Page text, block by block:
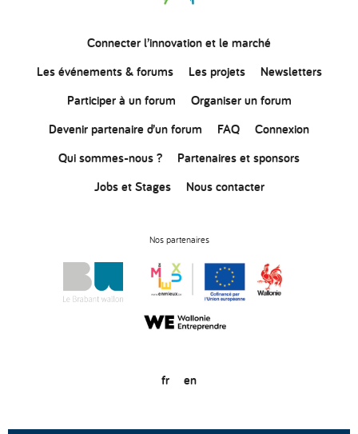
Connecterl’innovationet le marché
Les événements & forums
Les projets
Newsletters
Participer à un forum
Organiser un forum
Devenir partenaire d’un forum
FAQ
Connexion
Qui sommes-nous ?
Partenaires et sponsors
Jobs et Stages
Nous contacter
Nos partenaires
fr en